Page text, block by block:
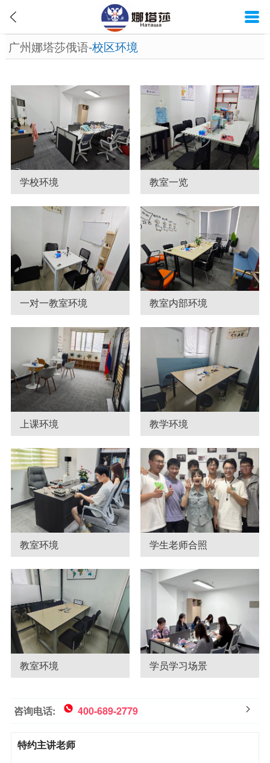
广州娜塔莎俄语-校区环境
学校环境 教室一览
一对一教室环境 教室内部环境
上课环境 教学环境
教室环境 学生老师合照
教室环境 学员学习场景
咨询电话: 400-689-2779
特约主讲老师